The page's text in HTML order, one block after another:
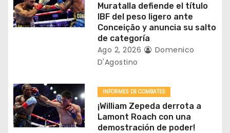
d
e
t
r
Muratalla defiende el título
IBF del peso ligero ante
Conceição y anuncia su salto
de categoría
Ago 2, 2026
Domenico
D'Agostino
INFORMES DE COMBATES
¡William Zepeda derrota a
Lamont Roach con una
demostración de poder!